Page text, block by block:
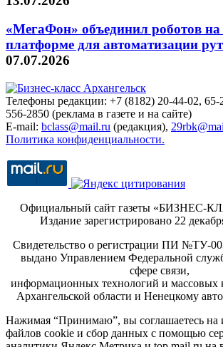
«МегаФон» объединил роботов на
платформе для автоматизации
07.07.2026
Телефоны редакции: +7 (8182) 20-44-02, 65-
556-2850 (реклама в газете и на сайте)
E-mail: bclass@mail.ru (редакция),
Политика конфиденциальности.
Официальный сайт газеты «БИЗНЕС-
Издание зарегистрировано 22
Свидетельство о регистрации ПИ №ТУ-
выдано Управлением Федеральной
сфере связи,
информационных технологий и массовых
Архангельской области и Ненецкому
Нажимая “Принимаю”, вы соглашаетесь на
файлов cookie и сбор данных с помощью